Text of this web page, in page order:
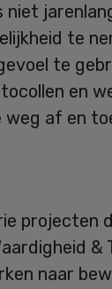
niet
te
te
en
weg af en
projecten
naar